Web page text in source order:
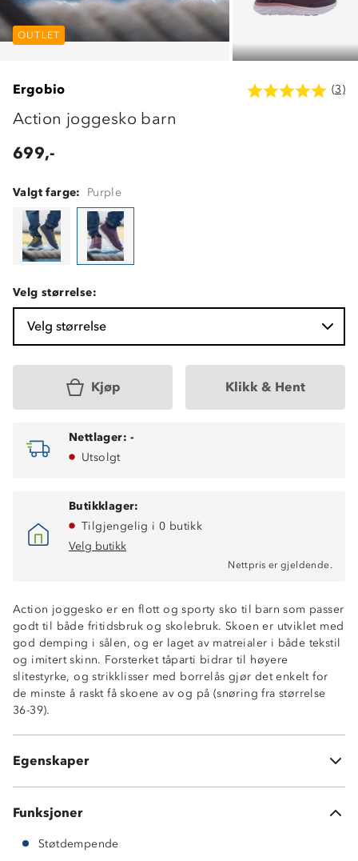
OUTLET
OUTLET
Ergobio (3)
Action joggesko barn
699,-
Valgt farge: Purple
Velg størrelse:
Velg størrelse
Kjøp Klikk & Hent
Nettlager: -
Utsolgt
Butikklager:
Tilgjengelig i 0 butikk
Velg butikk
Nettpris er gjeldende.
Action joggesko er en flott og sporty sko til barn som passer
godt til både fritidsbruk og skolebruk. Skoen er utviklet med
god demping i sålen, og er laget av matreialer i både tekstil
og imitert skinn. Forsterket tåparti bidrar til høyere
slitestyrke, og strikklisser med borrelås gjør det enkelt for
de minste å raskt få skoene av og på (snøring fra størrelse
36-39).
Egenskaper
Sporty design
Strikklisser og borrelås
Funksjoner
Støtdempende